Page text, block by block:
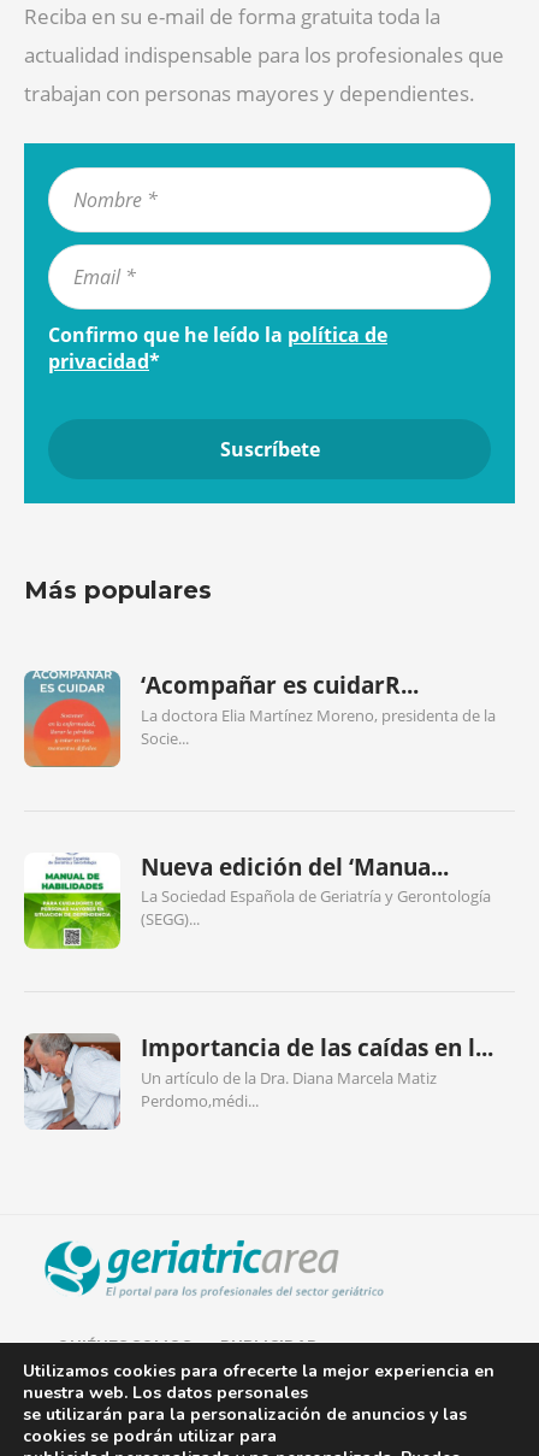
Reciba en su e-mail de forma gratuita toda la
actualidad indispensable para los profesionales que
trabajan con personas mayores y dependientes.
Confirmo que he leído la política de
privacidad*
Más populares
‘Acompañar es cuidarR...
La doctora Elia Martínez Moreno, presidenta de la
Socie...
Nueva edición del ‘Manua...
La Sociedad Española de Geriatría y Gerontología
(SEGG)...
Importancia de las caídas en l...
Un artículo de la Dra. Diana Marcela Matiz
Perdomo,médi...
QUIÉNES SOMOS PUBLICIDAD
AVISO LEGAL
POLÍTICA DE COOKIES
Utilizamos cookies para ofrecerte la mejor experiencia en
nuestra web. Los datos personales
se utilizarán para la personalización de anuncios y las
cookies se podrán utilizar para